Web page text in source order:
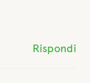
Rispondi